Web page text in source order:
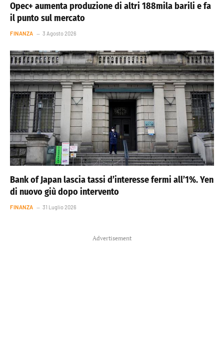
Opec+ aumenta produzione di altri 188mila barili e fa
il punto sul mercato
FINANZA 3 Agosto 2026
Bank of Japan lascia tassi d’interesse fermi all’1%. Yen
di nuovo giù dopo intervento
FINANZA 31 Luglio 2026
Advertisement